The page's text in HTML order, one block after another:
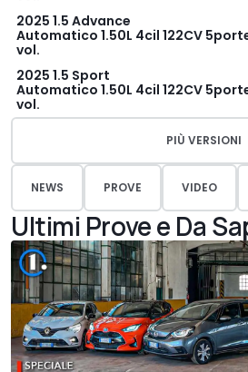
2025 1.5 Advance
Automatico 1.50L 4cil 122CV
vol.
2025 1.5 Sport
Automatico 1.50L 4cil 122CV
vol.
PIÙ VERSIONI
NEWS PROVE VIDEO
Ultimi Prove e Da